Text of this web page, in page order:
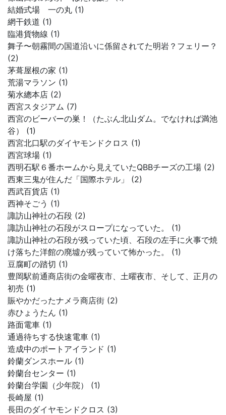
結婚式場 一の丸 (1)
網干鉄道 (1)
臨港貨物線 (1)
舞子〜朝霧間の国道沿いに係留されてた明岩？フェリー？
(2)
茅葺屋根の家 (1)
荒湯マラソン (1)
菊水總本店 (2)
西宮スタジアム (7)
西宮のビーバーの巣！（たぶん北山ダム。でなければ満池
谷） (1)
西宮北口駅のダイヤモンドクロス (1)
西宮球場 (1)
西明石駅６番ホームから見えていたQBBチーズの工場 (2)
西東三鬼が住んだ「国際ホテル」 (2)
西武百貨店 (1)
西神そごう (1)
諏訪山神社の石段 (2)
諏訪山神社の石段がスロープになっていた。 (1)
諏訪山神社の石段が残っていた頃、石段の左手に火事で焼
け落ちた洋館の廃墟が残っていて怖かった。 (1)
豆腐町の踏切 (1)
豊岡駅前通商店街の金曜夜市、土曜夜市、そして、正月の
初売 (1)
賑やかだったナメラ商店街 (2)
赤ひょうたん (1)
路面電車 (1)
通過待ちする快速電車 (1)
造成中のポートアイランド (1)
鈴蘭ダンスホール (1)
鈴蘭台センター (1)
鈴蘭台学園（少年院） (1)
長崎屋 (1)
長田のダイヤモンドクロス (3)